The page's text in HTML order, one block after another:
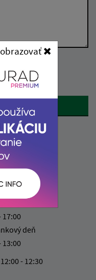
15:30
17:00
deň
13:00
12:00 - 12:30